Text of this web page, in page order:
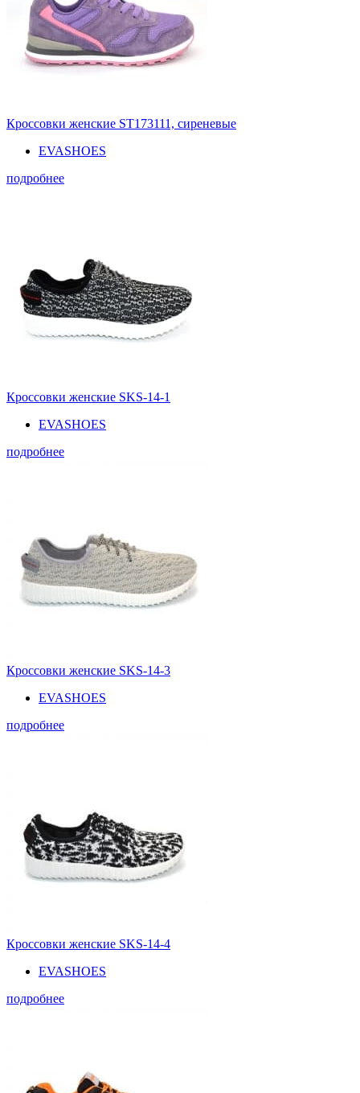
Кроссовки женские ST173111, сиреневые
EVASHOES
подробнее
Кроссовки женские SKS-14-1
EVASHOES
подробнее
Кроссовки женские SKS-14-3
EVASHOES
подробнее
Кроссовки женские SKS-14-4
EVASHOES
подробнее